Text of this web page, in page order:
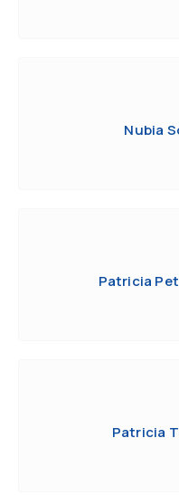
Nubia
Patricia
Patricia